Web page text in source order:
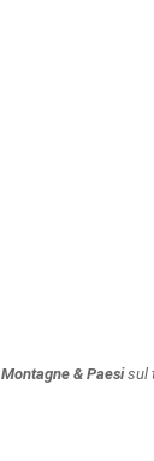
Montagne & Paesisul